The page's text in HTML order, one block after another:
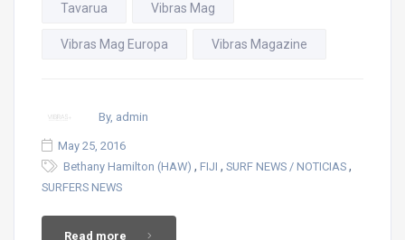
Tavarua Vibras Mag
Vibras Mag Europa Vibras Magazine
By, admin
May 25, 2016
Bethany Hamilton (HAW) , FIJI , SURF NEWS / NOTICIAS ,
SURFERS NEWS
Read more